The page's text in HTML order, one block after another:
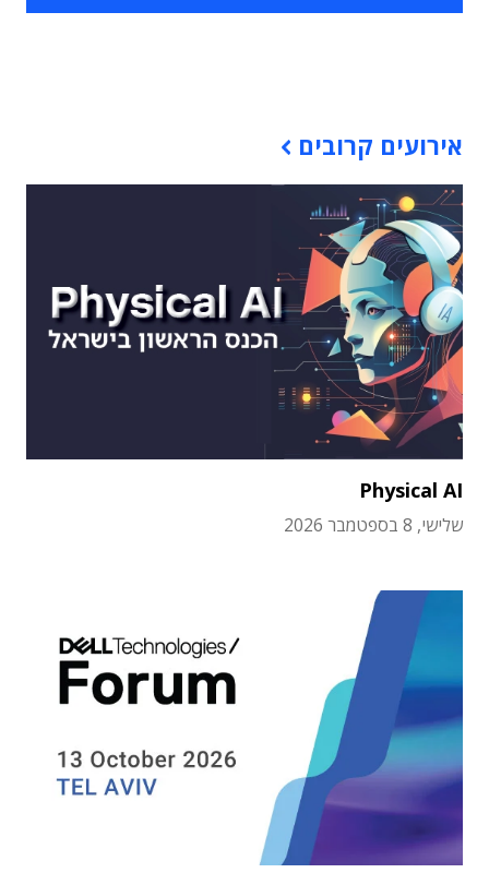
אירועים קרובים
Physical AI
שלישי, 8 בספטמבר 2026